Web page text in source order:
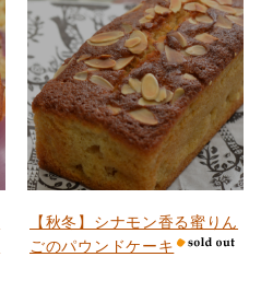
【秋冬】シナモン香る蜜りん
ごのパウンドケーキ